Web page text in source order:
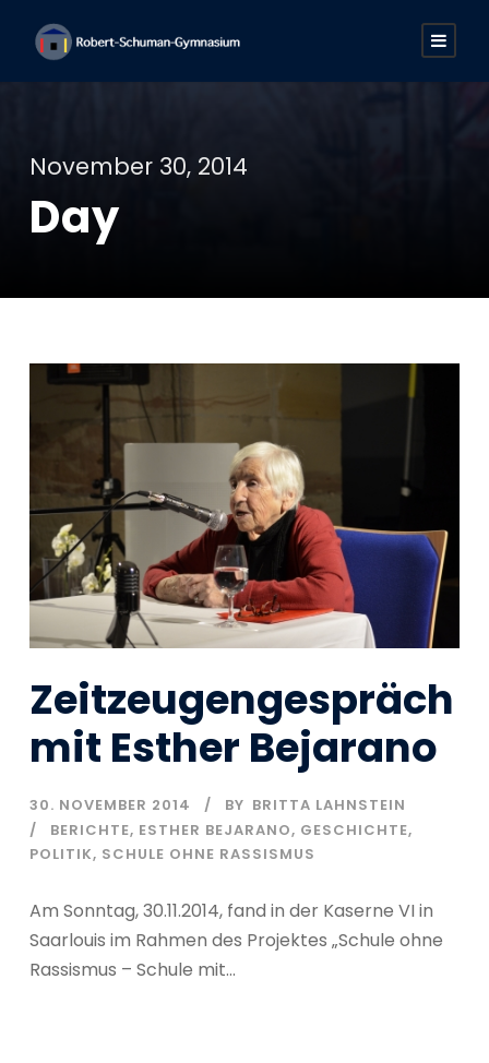
November 30, 2014
Day
Zeitzeugengespräch
mit Esther Bejarano
30. NOVEMBER 2014 BY BRITTA LAHNSTEIN
BERICHTE, ESTHER BEJARANO, GESCHICHTE,
POLITIK, SCHULE OHNE RASSISMUS
Am Sonntag, 30.11.2014, fand in der Kaserne VI in
Saarlouis im Rahmen des Projektes „Schule ohne
Rassismus – Schule mit...